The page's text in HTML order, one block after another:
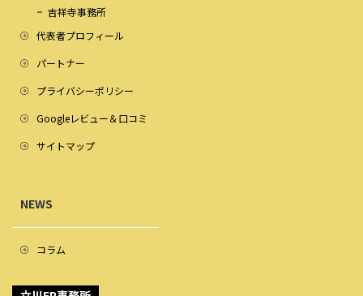
吉祥寺事務所
代表者プロフィール
パートナー
プライバシーポリシー
Googleレビュー＆口コミ
サイトマップ
NEWS
コラム